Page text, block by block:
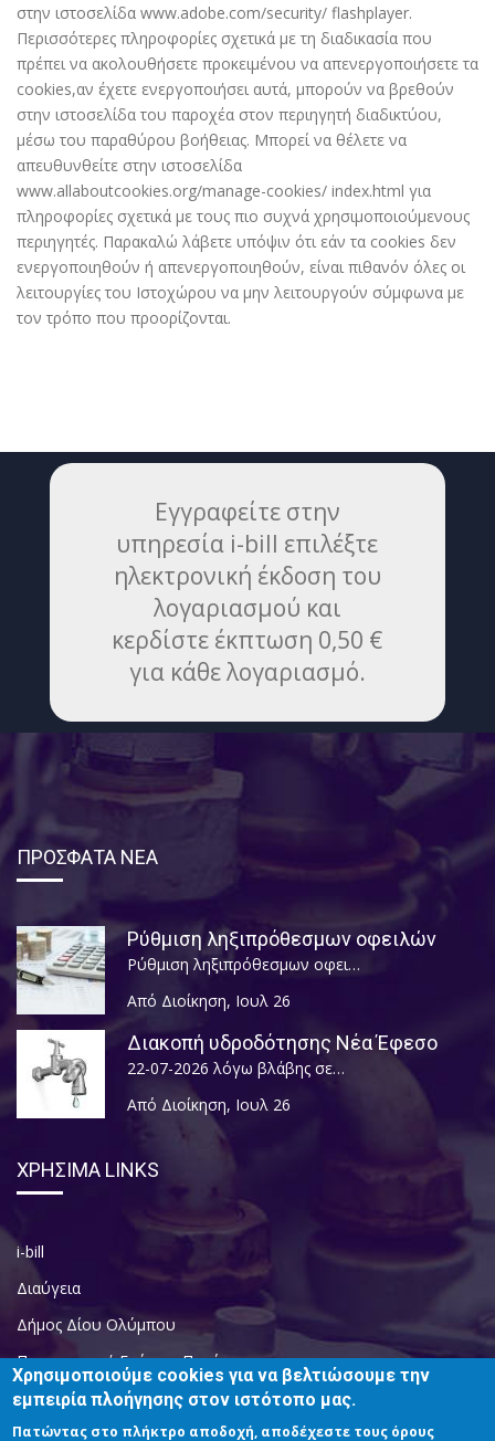
στην ιστοσελίδα www.adobe.com/security/ flashplayer.
Περισσότερες πληροφορίες σχετικά με τη διαδικασία που
πρέπει να ακολουθήσετε προκειμένου να απενεργοποιήσετε τα
cookies,αν έχετε ενεργοποιήσει αυτά, μπορούν να βρεθούν
στην ιστοσελίδα του παροχέα στον περιηγητή διαδικτύου,
μέσω του παραθύρου βοήθειας. Μπορεί να θέλετε να
απευθυνθείτε στην ιστοσελίδα
www.allaboutcookies.org/manage-cookies/ index.html για
πληροφορίες σχετικά με τους πιο συχνά χρησιμοποιούμενους
περιηγητές. Παρακαλώ λάβετε υπόψιν ότι εάν τα cookies δεν
ενεργοποιηθούν ή απενεργοποιηθούν, είναι πιθανόν όλες οι
λειτουργίες του Ιστοχώρου να μην λειτουργούν σύμφωνα με
τον τρόπο που προορίζονται.
Εγγραφείτε στην
υπηρεσία i-bill επιλέξτε
ηλεκτρονική έκδοση του
λογαριασμού και
κερδίστε έκπτωση 0,50 €
για κάθε λογαριασμό.
ΠΡΟΣΦΑΤΑ ΝΕΑ
Ρύθμιση ληξιπρόθεσμων οφειλών
Ρύθμιση ληξιπρόθεσμων οφει…
Από Διοίκηση, Ιουλ 26
Διακοπή υδροδότησης Νέα Έφεσο
22-07-2026 λόγω βλάβης σε…
Από Διοίκηση, Ιουλ 26
ΧΡΗΣΙΜΑ LINKS
i-bill
Διαύγεια
Δήμος Δίου Ολύμπου
Περιφερειακή Ενότητα Πιερίας
Χρησιμοποιούμε cookies για να βελτιώσουμε την
εμπειρία πλοήγησης στον ιστότοπο μας.
Πατώντας στο πλήκτρο αποδοχή, αποδέχεστε τους όρους